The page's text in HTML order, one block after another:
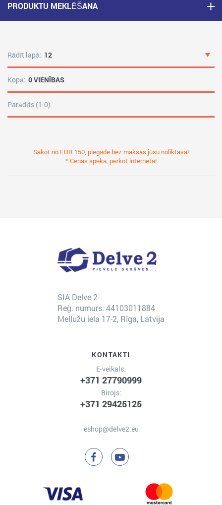
PRODUKTU MEKLĒŠANA
Rādīt lapā: 12
Kopā: 0 VIENĪBAS
Parādīts (1-0)
Sākot no EUR 150, piegāde bez maksas jūsu noliktavā!
* Cenas spēkā, pērkot internetā!
SIA Delve 2
Reģ. numurs: 44103011884
Mellužu iela 17-2, Rīga, Latvija
KONTAKTI
E-veikals:
+371 27790999
Birojs:
+371 29425125
eshop@delve2.eu